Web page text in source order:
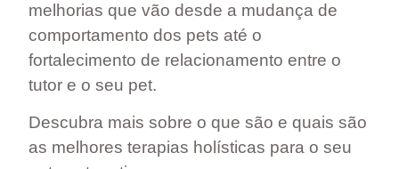
melhorias que vão desde a mudança de
comportamento dos pets até o
fortalecimento de relacionamento entre o
tutor e o seu pet.
Descubra mais sobre o que são e quais são
as melhores terapias holísticas para o seu